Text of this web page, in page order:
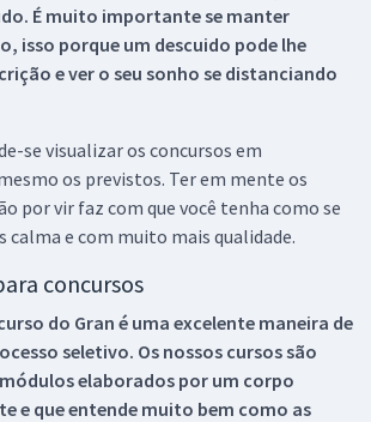
É muito importante se manter
isso porque um descuido pode lhe
e ver o seu sonho se distanciando
se visualizar os concursos em
os previstos. Ter em mente os
por vir faz com que você tenha como se
calma e com muito mais qualidade.
concursos
do Gran é uma excelente maneira de
seletivo. Os nossos cursos são
elaborados por um corpo
e que entende muito bem como as